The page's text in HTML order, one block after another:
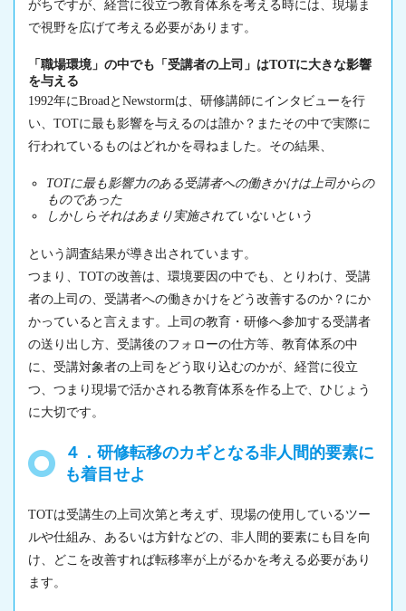
がちですが、経営に役立つ教育体系を考える時には、現場ま
で視野を広げて考える必要があります。
「職場環境」の中でも「受講者の上司」はTOTに大きな影響
を与える
1992年にBroadとNewstormは、研修講師にインタビューを行
い、TOTに最も影響を与えるのは誰か？またその中で実際に
行われているものはどれかを尋ねました。その結果、
TOTに最も影響力のある受講者への働きかけは上司からの
ものであった
しかしらそれはあまり実施されていないという
という調査結果が導き出されています。
つまり、TOTの改善は、環境要因の中でも、とりわけ、受講
者の上司の、受講者への働きかけをどう改善するのか？にか
かっていると言えます。上司の教育・研修へ参加する受講者
の送り出し方、受講後のフォローの仕方等、教育体系の中
に、受講対象者の上司をどう取り込むのかが、経営に役立
つ、つまり現場で活かされる教育体系を作る上で、ひじょう
に大切です。
４．研修転移のカギとなる非人間的要素に
も着目せよ
TOTは受講生の上司次第と考えず、現場の使用しているツー
ルや仕組み、あるいは方針などの、非人間的要素にも目を向
け、どこを改善すれば転移率が上がるかを考える必要があり
ます。